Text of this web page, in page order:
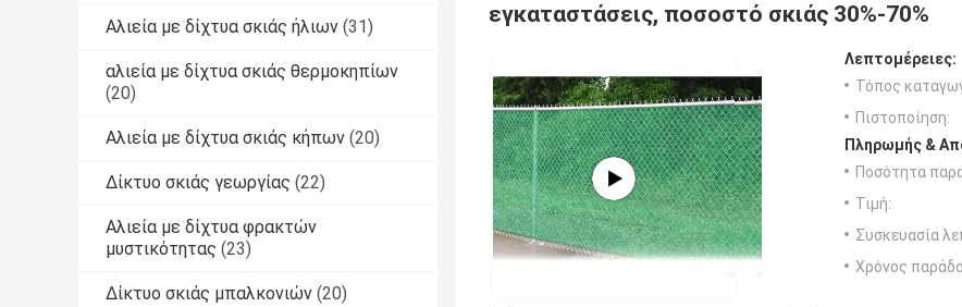
Αλιεία με δίχτυα σκιάς ήλιων (31)
αλιεία με δίχτυα σκιάς θερμοκηπίων
(20)
Αλιεία με δίχτυα σκιάς κήπων (20)
Δίκτυο σκιάς γεωργίας (22)
Αλιεία με δίχτυα φρακτών
μυστικότητας (23)
Δίκτυο σκιάς μπαλκονιών (20)
εγκαταστάσεις, ποσοστό σκιάς 30%-70%
Λεπτομέρειες:
Τόπος
Πιστοποίηση:
Πληρωμής &
Ποσότητα
Τιμή:
Συσκευασία
Χρόνος